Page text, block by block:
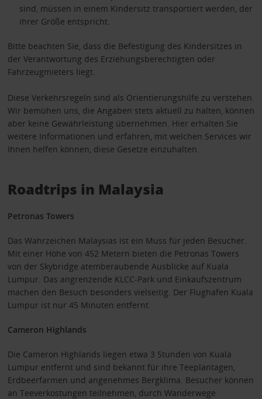
sind, müssen in einem Kindersitz transportiert werden, der
ihrer Größe entspricht.
Bitte beachten Sie, dass die Befestigung des Kindersitzes in
der Verantwortung des Erziehungsberechtigten oder
Fahrzeugmieters liegt.
Diese Verkehrsregeln sind als Orientierungshilfe zu verstehen.
Wir bemühen uns, die Angaben stets aktuell zu halten, können
aber keine Gewährleistung übernehmen. Hier erhalten Sie
weitere Informationen und erfahren, mit welchen Services wir
Ihnen helfen können, diese Gesetze einzuhalten.
Roadtrips in Malaysia
Petronas Towers
Das Wahrzeichen Malaysias ist ein Muss für jeden Besucher.
Mit einer Höhe von 452 Metern bieten die Petronas Towers
von der Skybridge atemberaubende Ausblicke auf Kuala
Lumpur. Das angrenzende KLCC-Park und Einkaufszentrum
machen den Besuch besonders vielseitig. Der Flughafen Kuala
Lumpur ist nur 45 Minuten entfernt.
Cameron Highlands
Die Cameron Highlands liegen etwa 3 Stunden von Kuala
Lumpur entfernt und sind bekannt für ihre Teeplantagen,
Erdbeerfarmen und angenehmes Bergklima. Besucher können
an Teeverkostungen teilnehmen, durch Wanderwege